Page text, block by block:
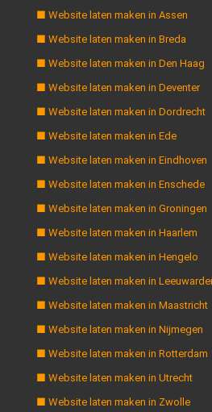
■ Website laten maken in Assen
■ Website laten maken in Breda
■ Website laten maken in Den Haag
■ Website laten maken in Deventer
■ Website laten maken in Dordrecht
■ Website laten maken in Ede
■ Website laten maken in Eindhoven
■ Website laten maken in Enschede
■ Website laten maken in Groningen
■ Website laten maken in Haarlem
■ Website laten maken in Hengelo
■ Website laten maken in
■ Website laten maken in Maastricht
■ Website laten maken in Nijmegen
■ Website laten maken in Rotterdam
■ Website laten maken in Utrecht
■ Website laten maken in Zwolle